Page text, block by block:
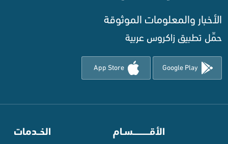
الأخبار والمعلومات الموثوقة‌
حمِّل تطبيق زاكروس عربية
Google Play
App Store
الأقـــــــــــسـام الخــدمات